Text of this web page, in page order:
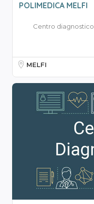
POLIMEDICA MELFI
Centro diagnostico
MELFI